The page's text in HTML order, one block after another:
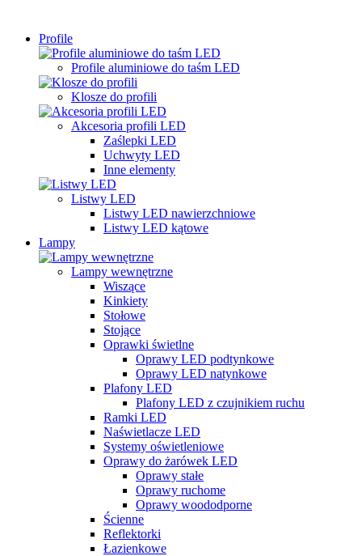
Profile
Profile aluminiowe do taśm LED
Klosze do profili
Akcesoria profili LED
Zaślepki LED
Uchwyty LED
Inne elementy
Listwy LED
Listwy LED nawierzchniowe
Listwy LED kątowe
Lampy
Lampy wewnętrzne
Wiszące
Kinkiety
Stołowe
Stojące
Oprawki świetlne
Oprawy LED podtynkowe
Oprawy LED natynkowe
Plafony LED
Plafony LED z czujnikiem ruchu
Ramki LED
Naświetlacze LED
Systemy oświetleniowe
Oprawy do żarówek LED
Oprawy stałe
Oprawy ruchome
Oprawy woododporne
Ścienne
Reflektorki
Łazienkowe